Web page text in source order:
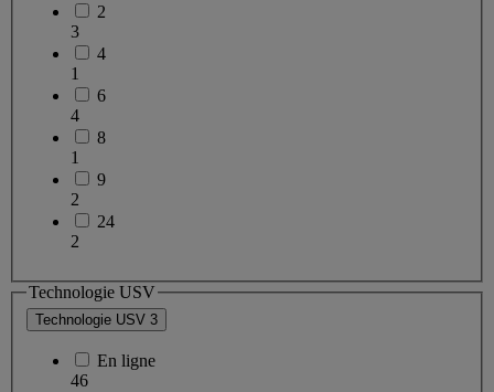
2
3
4
1
6
4
8
1
9
2
24
2
Technologie USV
Technologie USV 3
En ligne
46